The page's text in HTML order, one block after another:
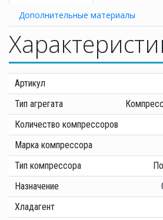
Дополнительные материалы
Артикул
Тип агрегата
Количество компрессоров
Марка компрессора
Тип компрессора
Назначение
Хладагент